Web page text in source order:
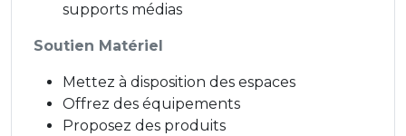
supports médias
Soutien Matériel
Mettez à disposition des espaces
Offrez des équipements
Proposez des produits